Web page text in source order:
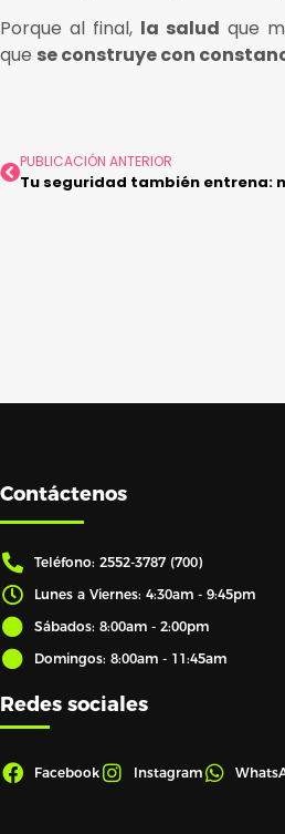
Porque al final, la salud que
que se construye con
PUBLICACIÓN ANTERIOR
Contáctenos
Teléfono: 2552-3787 (700)
Lunes a Viernes: 4:30am - 9:45pm
Sábados: 8:00am - 2:00pm
Domingos: 8:00am - 11:45am
Redes sociales
Facebook Instagram